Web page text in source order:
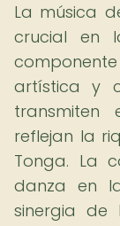
La música
crucial en
artística y
transmiten
reflejan la
Tonga. La
danza en
sinergia de